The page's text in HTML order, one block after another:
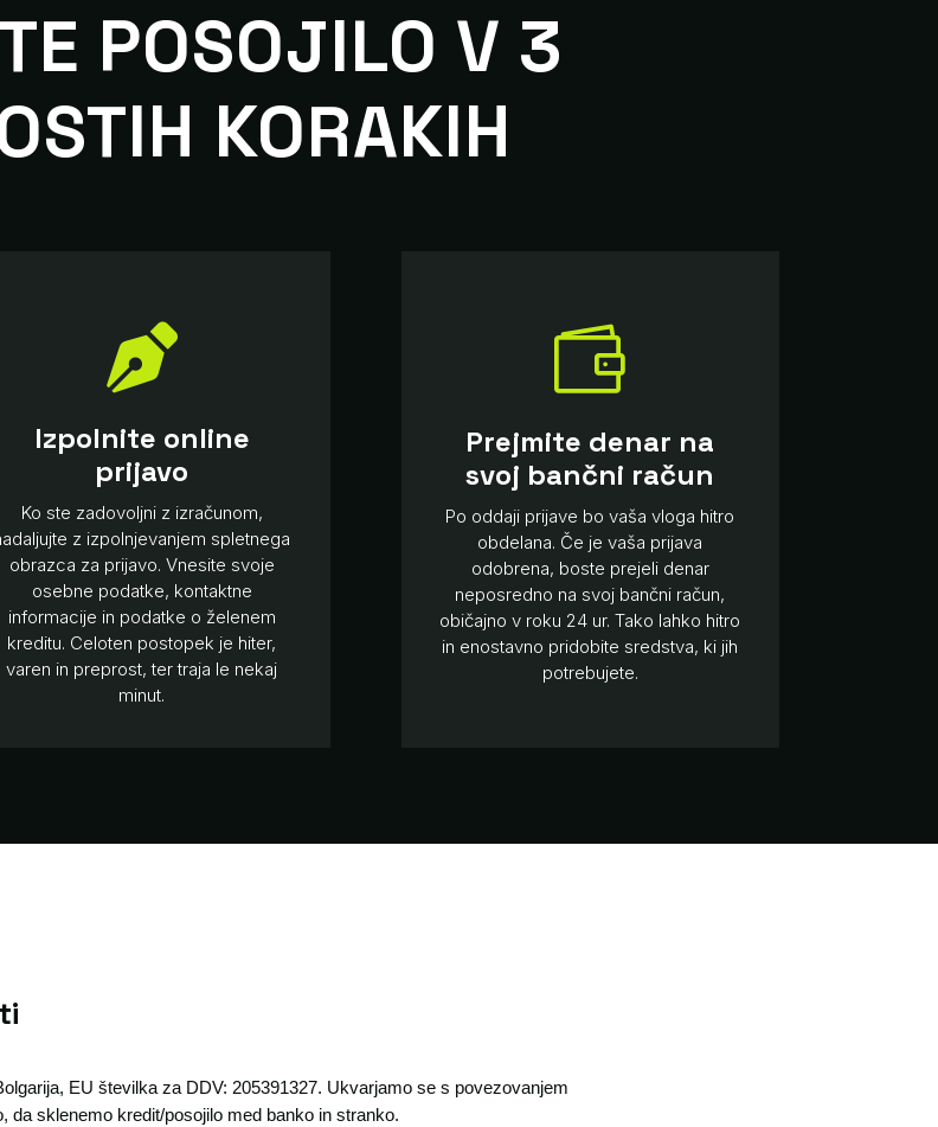
POSOJILO V 3
KORAKIH

Izpolnite online
prijavo
Ko ste zadovoljni z izračunom,
z izpolnjevanjem spletnega
obrazca za prijavo. Vnesite svoje
osebne podatke, kontaktne
informacije in podatke o želenem
kreditu. Celoten postopek je hiter,
varen in preprost, ter traja le nekaj
minut.

Prejmite denar na
svoj bančni račun
Po oddaji prijave bo vaša vloga hitro
obdelana. Če je vaša prijava
odobrena, boste prejeli denar
neposredno na svoj bančni račun,
običajno v roku 24 ur. Tako lahko hitro
in enostavno pridobite sredstva, ki jih
potrebujete.
EU številka za DDV: 205391327. Ukvarjamo se s povezovanjem
da sklenemo kredit/posojilo med banko in stranko.